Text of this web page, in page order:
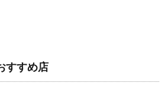
すすめ店